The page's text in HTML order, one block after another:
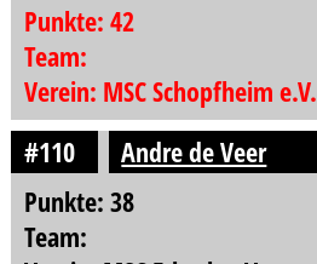
Punkte: 42
Team:
Verein: MSC Schopfheim e.V.
#110
Andre de Veer
Punkte: 38
Team: